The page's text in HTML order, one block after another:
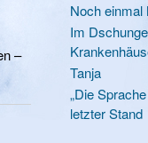
–
Noch
Im
Tanja
„Die
letzter Stand